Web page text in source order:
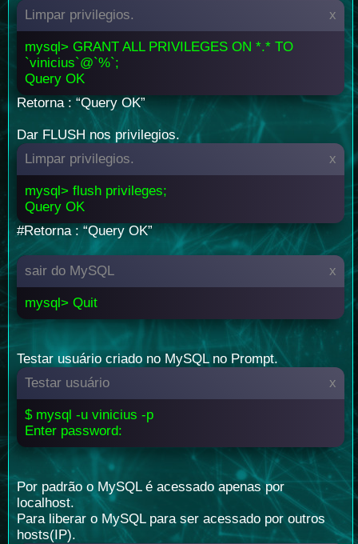
Limpar privilegios.
x
mysql> GRANT ALL PRIVILEGES ON *.* TO
`vinicius`@`%`;
Query OK
Retorna : “Query OK”
Dar FLUSH nos privilegios.
Limpar privilegios.
x
mysql> flush privileges;
Query OK
#Retorna : “Query OK”
sair do MySQL x
mysql> Quit
Testar usuário criado no MySQL no Prompt.
Testar usuário
x
$ mysql -u vinicius -p
Enter password:
Por padrão o MySQL é acessado apenas por
localhost.
Para liberar o MySQL para ser acessado por outros
hosts(IP).